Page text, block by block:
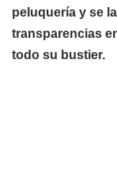
peluquería y se
transparencias
todo su bustier.